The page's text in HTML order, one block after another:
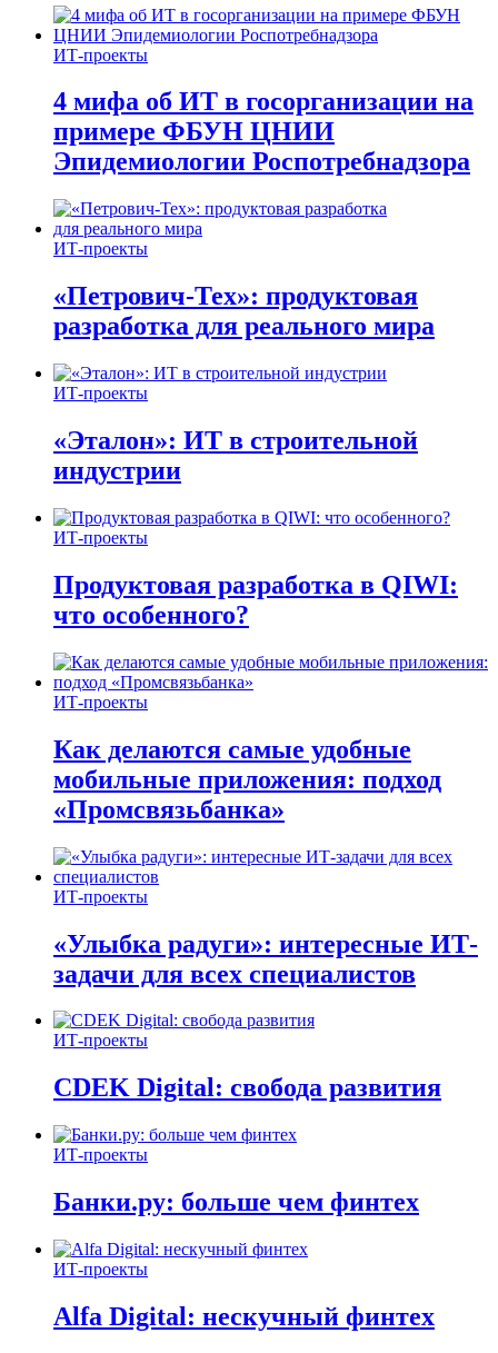
ИТ-проекты
4 мифа об ИТ в госорганизации на
примере ФБУН ЦНИИ
Эпидемиологии Роспотребнадзора
ИТ-проекты
«Петрович-Тех»: продуктовая
разработка для реального мира
ИТ-проекты
«Эталон»: ИТ в строительной
индустрии
ИТ-проекты
Продуктовая разработка в QIWI:
что особенного?
ИТ-проекты
Как делаются самые удобные
мобильные приложения: подход
«Промсвязьбанка»
ИТ-проекты
«Улыбка радуги»: интересные ИТ-
задачи для всех специалистов
ИТ-проекты
CDEK Digital: свобода развития
ИТ-проекты
Банки.ру: больше чем финтех
ИТ-проекты
Alfa Digital: нескучный финтех